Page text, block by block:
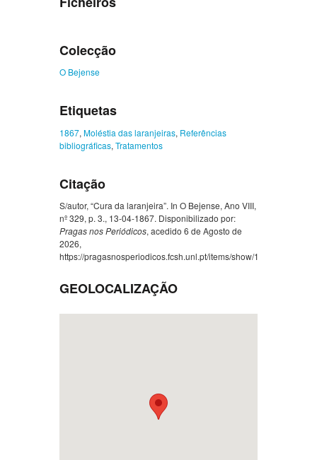
Colecção
O Bejense
Etiquetas
1867, Moléstia das laranjeiras, Referências
bibliográficas, Tratamentos
Citação
S/autor, “Cura da laranjeira”. In O Bejense, Ano VIII,
nº 329, p. 3., 13-04-1867. Disponibilizado por:
Pragas nos Periódicos, acedido 6 de Agosto de
2026,
https://pragasnosperiodicos.fcsh.unl.pt/items/show/1589
GEOLOCALIZAÇÃO